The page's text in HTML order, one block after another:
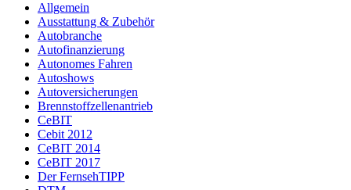
Allgemein
Ausstattung & Zubehör
Autobranche
Autofinanzierung
Autonomes Fahren
Autoshows
Autoversicherungen
Brennstoffzellenantrieb
CeBIT
Cebit 2012
CeBIT 2014
CeBIT 2017
Der FernsehTIPP